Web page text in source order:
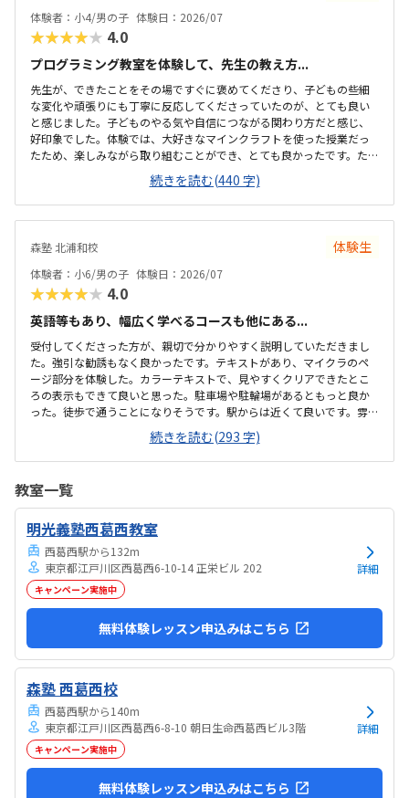
体験者：小4/男の子 体験日：2026/07
★★★★★ 4.0
プログラミング教室を体験して、先生の教え方...
先生が、できたことをその場ですぐに褒めてくださり、子どもの些細
な変化や頑張りにも丁寧に反応してくださっていたのが、とても良い
と感じました。子どものやる気や自信につながる関わり方だと感じ、
好印象でした。体験では、大好きなマインクラフトを使った授業だっ
たため、楽しみながら取り組むことができ、とても良かったです。た
だ、今後もずっとマインクラフトを使った内容ではないと伺ったの
で、その後も興味を持って取り組めるかどうかは少し気になる点でし
た。教室は自宅から15分ほどの距離にあり、通いやすいと感じまし
た。また、駐車場もあるため、送り迎えもしやすく、安心して通わせ
ているわけではありませんが、壁などで視線が分散しにくい工夫がさ
れており、集中しやすい雰囲気だと感じました。月4回（1回50分）で
約12,000円という料金は、我が家にとってはや...
続きを読む(440 字)
森塾 北浦和校 体験生
体験者：小6/男の子 体験日：2026/07
★★★★★ 4.0
英語等もあり、幅広く学べるコースも他にある...
受付してくださった方が、親切で分かりやすく説明していただきまし
た。強引な勧誘もなく良かったです。テキストがあり、マイクラのペ
ージ部分を体験した。カラーテキストで、見やすくクリアできたとこ
ろの表示もできて良いと思った。駐車場や駐輪場があるともっと良か
った。徒歩で通うことになりそうです。駅からは近くて良いです。雰囲
気も良く、清潔感もあった。部屋が区切られていて、個人スペースも
確保されていて良かった。基本料金以外に、追加料金があまり無さそ
うで良かった。できれば、毎月1万以内で通いたいです。子供に熱心に
気持ちになれて良かった。
続きを読む(293 字)
教室一覧
明光義塾西葛西教室
西葛西駅から132m
東京都江戸川区西葛西6-10-14 正栄ビル 202
キャンペーン実施中
詳細
無料体験レッスン申込みはこちら
森塾 西葛西校
西葛西駅から140m
東京都江戸川区西葛西6-8-10 朝日生命西葛西ビル3階
キャンペーン実施中
詳細
無料体験レッスン申込みはこちら